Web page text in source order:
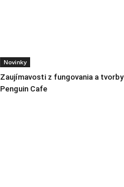
Novinky
Zaujímavosti z fungovania a tvorby
Penguin Cafe